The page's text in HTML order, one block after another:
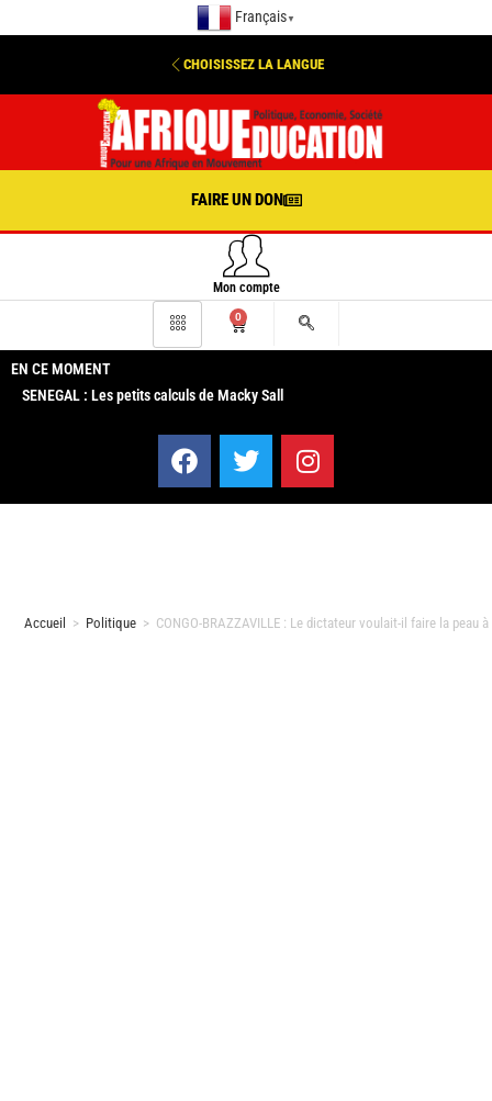
Français ▼
CHOISISSEZ LA LANGUE
FAIRE UN DON
Mon compte
0
EN CE MOMENT
SENEGAL : Les petits calculs de Macky Sall
Accueil > Politique > CONGO-BRAZZAVILLE : Le dictateur voulait-il faire la peau